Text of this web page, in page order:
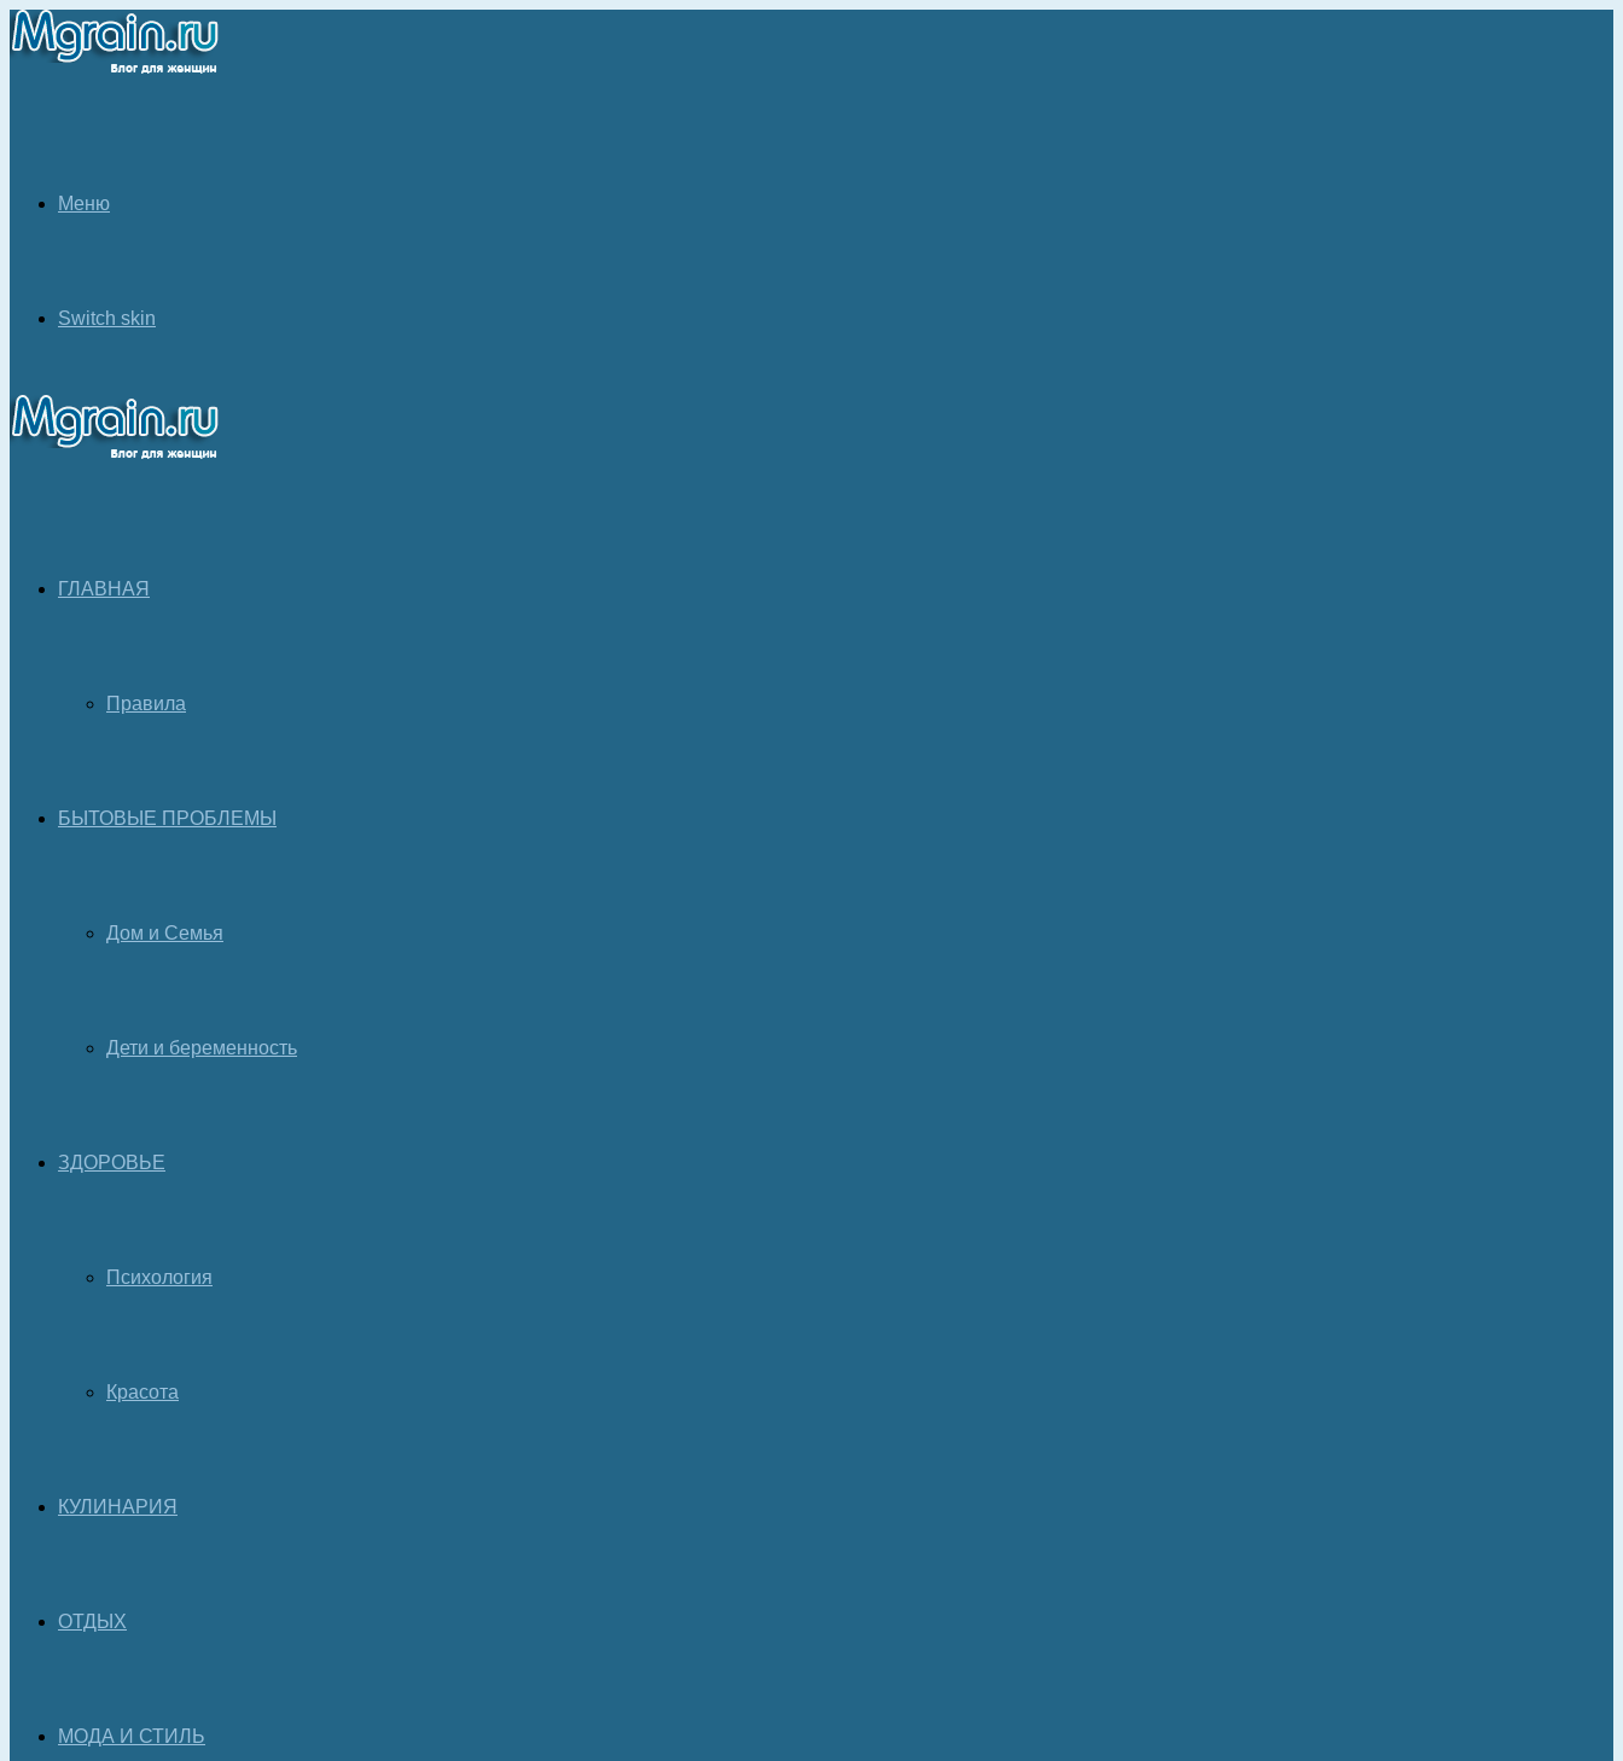
Меню
Switch skin
ГЛАВНАЯ
Правила
БЫТОВЫЕ ПРОБЛЕМЫ
Дом и Семья
Дети и беременность
ЗДОРОВЬЕ
Психология
Красота
КУЛИНАРИЯ
ОТДЫХ
МОДА И СТИЛЬ